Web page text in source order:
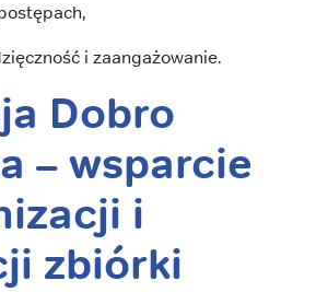
i zaangażowanie.
Dobro
– wsparcie
i
zbiórki